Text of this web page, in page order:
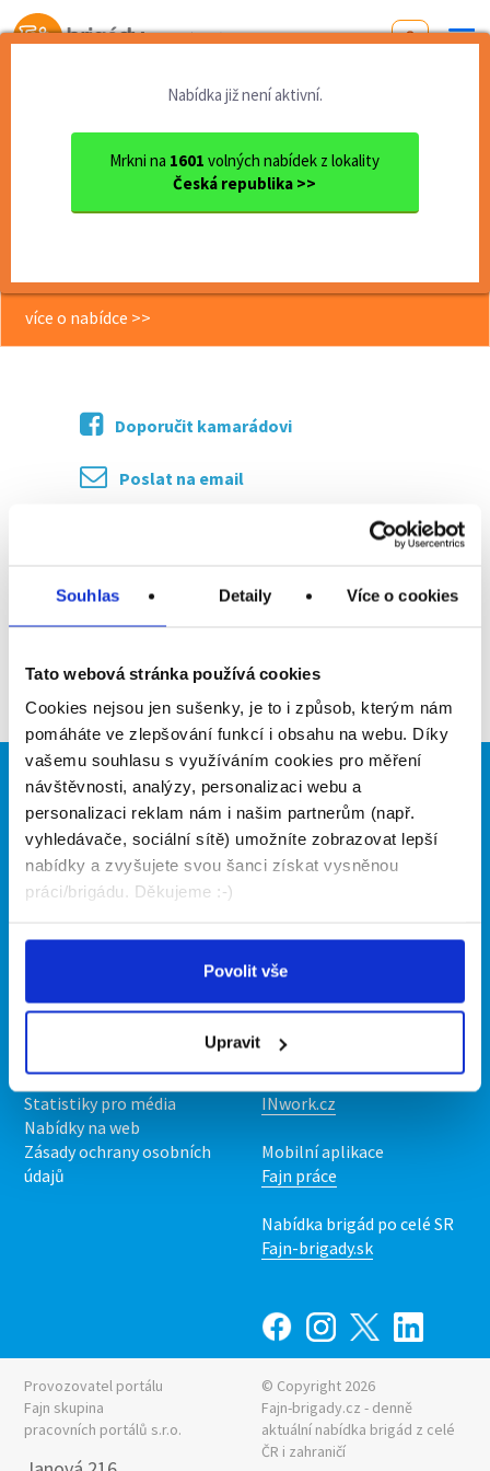
Souhlas Detaily Více o cookies
Tato webová stránka používá cookies
Cookies nejsou jen sušenky, je to i způsob, kterým nám
pomáháte ve zlepšování funkcí i obsahu na webu. Díky
vašemu souhlasu s využíváním cookies pro měření
návštěvnosti, analýzy, personalizaci webu a
personalizaci reklam nám i našim partnerům (např.
vyhledávače, sociální sítě) umožníte zobrazovat lepší
nabídky a zvyšujete svou šanci získat vysněnou
práci/brigádu. Děkujeme :-)
Povolit vše
Upravit
Od první brigády
Nabídka již není aktivní.
Mrkni na 1601 volných nabídek z lokality
Česká republika >>
Ústecký kraj
okres Ústí nad Labem
Ústí nad Labem
Pomocný dělník ve výrobě (b...
Pomocný dělník ve výrobě (balení a
více o nabídce >>
Doporučit kamarádovi
Poslat na email
Zpět
Brigádníci
Články
Hledané brigády
Firmy
Vložit inzerát
Ceník
Kontakt
Upravit předvolby cookies
Statistiky pro média
Nabídky na web
Zásady ochrany osobních
údajů
Naše další projekty
Mobilní aplikace
Nabídka práce z celé ČR
INwork.cz
Mobilní aplikace
Fajn práce
Nabídka brigád po celé SR
Fajn-brigady.sk
Provozovatel portálu
Fajn skupina
pracovních portálů s.r.o.
© Copyright 2026
Fajn-brigady.cz - denně
aktuální nabídka brigád z celé
ČR i zahraničí